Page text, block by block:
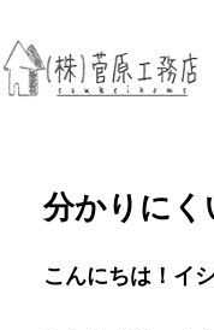
分かりにく
こんにちは！イ